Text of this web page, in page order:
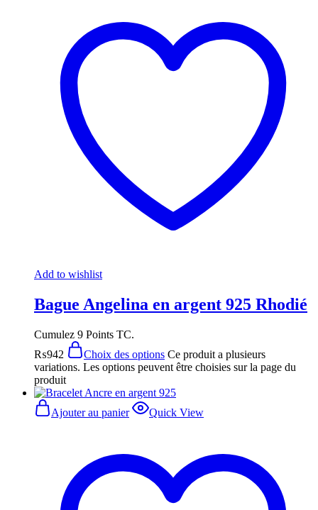
Add to wishlist
Bague Angelina en argent 925 Rhodié
Cumulez 9 Points TC.
₨942 Choix des options Ce produit a plusieurs
variations. Les options peuvent être choisies sur la page du
produit
Ajouter au panier Quick View